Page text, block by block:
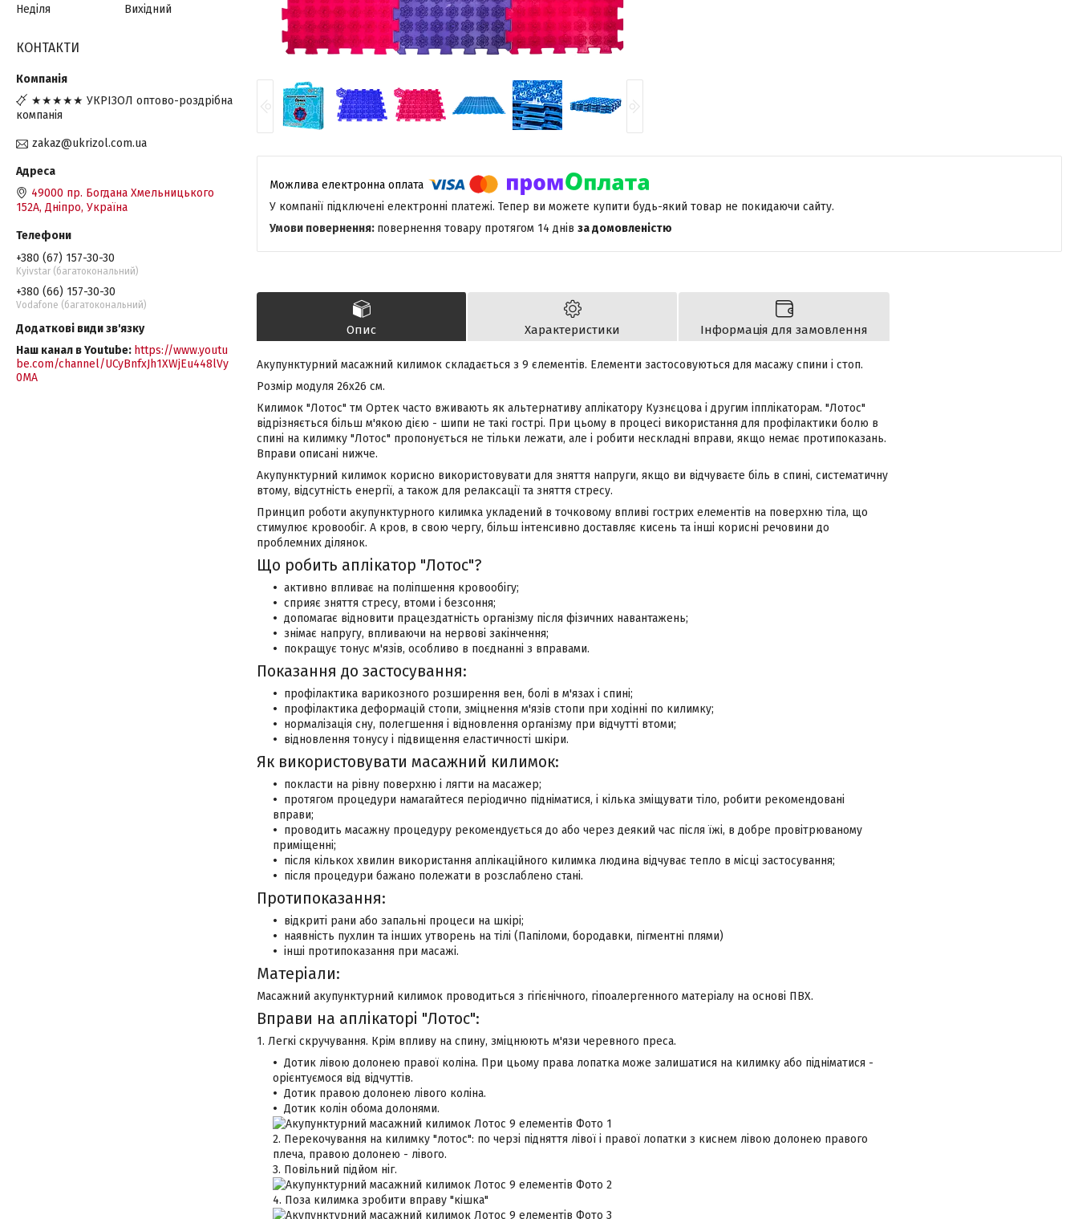
У компанії підключені електронні платежі. Тепер ви можете купити будь-який товар не покидаючи сайту.
повернення товару протягом 14 днів за домовленістю
Опис Характеристики Інформація для замовлення
Акупунктурний масажний килимок складається з 9 єлементів. Елементи застосовуються для масажу спини і стоп.
Розмір модуля 26x26 см.
Килимок "Лотос" тм Ортек часто вживають як альтернативу аплікатору Кузнєцова і другим іпплікаторам. "Лотос"
відрізняється більш м'якою дією - шипи не такі гострі. При цьому в процесі використання для профілактики болю в
спині на килимку "Лотос" пропонується не тільки лежати, але і робити нескладні вправи, якщо немає протипоказань.
Вправи описані нижче.
Акупунктурний килимок корисно використовувати для зняття напруги, якщо ви відчуваєте біль в спині, систематичну
втому, відсутність енергії, а також для релаксації та зняття стресу.
Принцип роботи акупунктурного килимка укладений в точковому впливі гострих елементів на поверхню тіла, що
стимулює кровообіг. А кров, в свою чергу, більш інтенсивно доставляє кисень та інші корисні речовини до
проблемних ділянок.
Що робить аплікатор "Лотос"?
активно впливає на поліпшення кровообігу;
сприяє зняття стресу, втоми і безсоння;
допомагає відновити працездатність організму після фізичних навантажень;
знімає напругу, впливаючи на нервові закінчення;
покращує тонус м'язів, особливо в поєднанні з вправами.
Показання до застосування:
профілактика варикозного розширення вен, болі в м'язах і спині;
профілактика деформацій стопи, зміцнення м'язів стопи при ходінні по килимку;
нормалізація сну, полегшення і відновлення організму при відчутті втоми;
відновлення тонусу і підвищення еластичності шкіри.
Як використовувати масажний килимок:
покласти на рівну поверхню і лягти на масажер;
протягом процедури намагайтеся періодично підніматися, і кілька зміщувати тіло, робити рекомендовані
вправи;
проводить масажну процедуру рекомендується до або через деякий час після їжі, в добре провітрюваному
приміщенні;
після кількох хвилин використання аплікаційного килимка людина відчуває тепло в місці застосування;
після процедури бажано полежати в розслаблено стані.
Протипоказання:
відкриті рани або запальні процеси на шкірі;
наявність пухлин та інших утворень на тілі (Папіломи, бородавки, пігментні плями)
інші протипоказання при масажі.
Матеріали:
Масажний акупунктурний килимок проводиться з гігієнічного, гіпоалергенного матеріалу на основі ПВХ.
Вправи на аплікаторі "Лотос":
1. Легкі скручування. Крім впливу на спину, зміцнюють м'язи черевного преса.
Дотик лівою долонею правої коліна. При цьому права лопатка може залишатися на килимку або підніматися -
орієнтуємося від відчуттів.
Дотик правою долонею лівого коліна.
Дотик колін обома долонями.
2. Перекочування на килимку "лотос": по черзі підняття лівої і правої лопатки з киснем лівою долонею правого
плеча, правою долонею - лівого.
3. Повільний підйом ніг.
4. Поза килимка зробити вправу "кішка"
Неділя
Вихідний
КОНТАКТИ
★★★★★ УКРІЗОЛ оптово-роздрібна
компанія
zakaz@ukrizol.com.ua
49000 пр. Богдана Хмельницького
152А, Дніпро, Україна
+380 (67) 157-30-30
Kyivstar (багатокональний)
+380 (66) 157-30-30
Vodafone (багатокональний)
Наш канал в Youtube https://www.youtu
be.com/channel/UCyBnfxJh1XWjEu448lVy
0MA